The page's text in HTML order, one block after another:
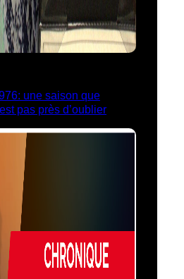
une saison que
pas près d’oublier